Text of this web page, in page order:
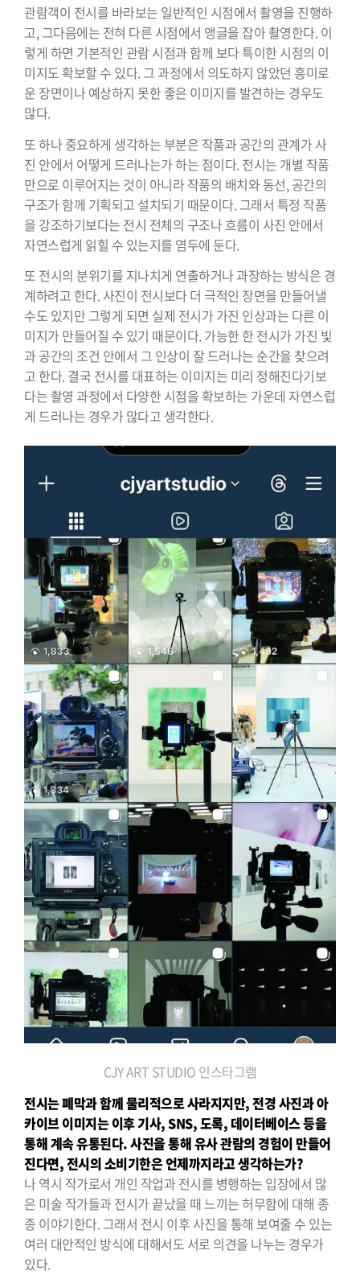
관람객이 전시를 바라보는 일반적인 시점에서 촬영을 진행하
고, 그다음에는 전혀 다른 시점에서 앵글을 잡아 촬영한다. 이
렇게 하면 기본적인 관람 시점과 함께 보다 특이한 시점의 이
미지도 확보할 수 있다. 그 과정에서 의도하지 않았던 흥미로
운 장면이나 예상하지 못한 좋은 이미지를 발견하는 경우도
많다.
또 하나 중요하게 생각하는 부분은 작품과 공간의 관계가 사
진 안에서 어떻게 드러나는가 하는 점이다. 전시는 개별 작품
만으로 이루어지는 것이 아니라 작품의 배치와 동선, 공간의
구조가 함께 기획되고 설치되기 때문이다. 그래서 특정 작품
을 강조하기보다는 전시 전체의 구조나 흐름이 사진 안에서
자연스럽게 읽힐 수 있는지를 염두에 둔다.
또 전시의 분위기를 지나치게 연출하거나 과장하는 방식은 경
계하려고 한다. 사진이 전시보다 더 극적인 장면을 만들어낼
수도 있지만 그렇게 되면 실제 전시가 가진 인상과는 다른 이
미지가 만들어질 수 있기 때문이다. 가능한 한 전시가 가진 빛
과 공간의 조건 안에서 그 인상이 잘 드러나는 순간을 찾으려
고 한다. 결국 전시를 대표하는 이미지는 미리 정해진다기보
다는 촬영 과정에서 다양한 시점을 확보하는 가운데 자연스럽
게 드러나는 경우가 많다고 생각한다.
CJY ART STUDIO 인스타그램
전시는 폐막과 함께 물리적으로 사라지지만, 전경 사진과 아
카이브이미지는 이후 기사, SNS, 도록, 데이터베이스 등을
통해 계속 유통된다.사진을 통해 유사 관람의 경험이 만들어
진다면, 전시의 소비기한은언제까지라고 생각하는가?
나 역시 작가로서 개인 작업과 전시를 병행하는 입장에서 많
은 미술 작가들과 전시가 끝났을 때 느끼는 허무함에 대해 종
종 이야기한다. 그래서 전시 이후 사진을 통해 보여줄 수 있는
여러 대안적인 방식에 대해서도 서로 의견을 나누는 경우가
있다.